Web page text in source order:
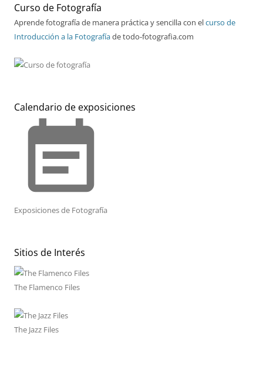
Curso de Fotografía
Aprende fotografía de manera práctica y sencilla con elcurso de
Introducción a la Fotografíade todo-fotografia.com
Calendario de exposiciones
event_note
Exposiciones de Fotografía
Sitios de Interés
The Flamenco Files
The Jazz Files